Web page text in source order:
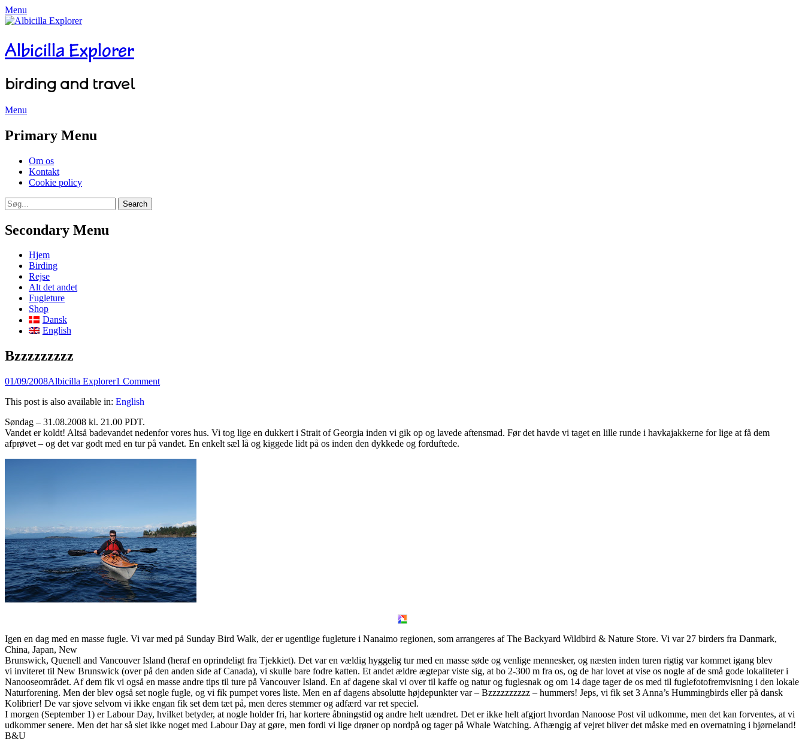
Menu
Albicilla Explorer
birding and travel
Menu
Primary Menu
Skip
content
Om os
Kontakt
Cookie policy
Search
Search
for:
Secondary Menu
Skip
content
Hjem
Birding
Rejse
Alt det andet
Fugleture
Shop
Dansk
English
Bzzzzzzzzz
Posted
01/09/2008Author
Albicilla Explorer1 Comment
This post is also available in: English
Søndag – 31.08.2008 kl. 21.00 PDT.
Vandet er koldt! Altså badevandet nedenfor vores hus. Vi tog lige en dukkert i Strait of Georgia inden vi gik op og lavede aftensmad. Før det havde vi taget en lille runde i havkajakkerne for lige at få dem
afprøvet – og det var godt med en tur på vandet. En enkelt sæl lå og kiggede lidt på os inden den dykkede og forduftede.
Igen en dag med en masse fugle. Vi var med på Sunday Bird Walk, der er ugentlige fugleture i Nanaimo regionen, som arrangeres af The Backyard Wildbird & Nature Store. Vi var 27 birders fra Danmark,
China, Japan, New
Brunswick, Quenell and Vancouver Island (heraf en oprindeligt fra Tjekkiet). Det var en vældig hyggelig tur med en masse søde og venlige mennesker, og næsten inden turen rigtig var kommet igang blev
vi inviteret til New Brunswick (over på den anden side af Canada), vi skulle bare fodre katten. Et andet ældre ægtepar viste sig, at bo 2-300 m fra os, og de har lovet at vise os nogle af de små gode lokaliteter i
Nanooseområdet. Af dem fik vi også en masse andre tips til ture på Vancouver Island. En af dagene skal vi over til kaffe og natur og fuglesnak og om 14 dage tager de os med til fuglefotofremvisning i den lokale
Naturforening. Men der blev også set nogle fugle, og vi fik pumpet vores liste. Men en af dagens absolutte højdepunkter var – Bzzzzzzzzzz – hummers! Jeps, vi fik set 3 Anna’s Hummingbirds eller på dansk
Kolibrier! De var sjove selvom vi ikke engan fik set dem tæt på, men deres stemmer og adfærd var ret speciel.
I morgen (September 1) er Labour Day, hvilket betyder, at nogle holder fri, har kortere åbningstid og andre helt uændret. Det er ikke helt afgjort hvordan Nanoose Post vil udkomme, men det kan forventes, at vi
udkommer senere. Men det har så slet ikke noget med Labour Day at gøre, men fordi vi lige drøner op nordpå og tager på Whale Watching. Afhængig af vejret bliver det måske med en overnatning i bjørneland!
B&U